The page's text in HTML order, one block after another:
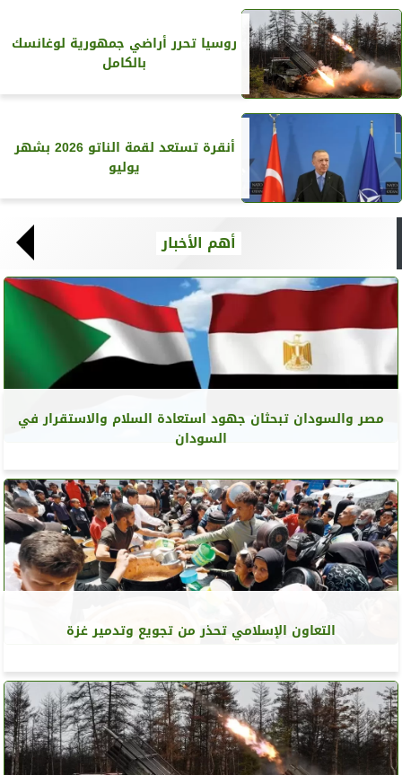
روسيا تحرر أراضي جمهورية لوغانسك
بالكامل
أنقرة تستعد لقمة الناتو 2026 بشهر
يوليو
أهم الأخبار
مصر والسودان تبحثان جهود استعادة السلام والاستقرار في
السودان
التعاون الإسلامي تحذر من تجويع وتدمير غزة